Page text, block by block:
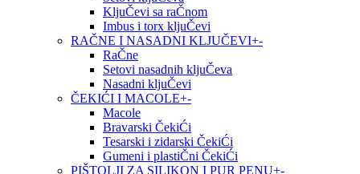
KljuČevi sa raČnom
Imbus i torx kljuČevi
RAČNE I NASADNI KLJUČEVI+-
RaČne
Setovi nasadnih kljuČeva
Nasadni kljuČevi
ČEKIĆI I MACOLE+-
Macole
Bravarski ČekiĆi
Tesarski i zidarski ČekiĆi
Gumeni i plastiČni ČekiĆi
PIŠTOLJI ZA SILIKON I PUR PENU+-